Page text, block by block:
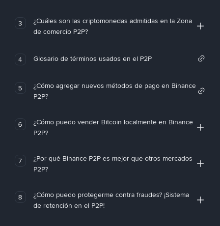
3
¿Cuáles son las criptomonedas admitidas en la Zona
de comercio P2P?
4 Glosario de términos usados en el P2P
5
¿Cómo agregar nuevos métodos de pago en Binance
P2P?
6
¿Cómo puedo vender Bitcoin localmente en Binance
P2P?
7
¿Por qué Binance P2P es mejor que otros mercados
P2P?
8
¿Cómo puedo protegerme contra fraudes? ¡Sistema
de retención en el P2P!